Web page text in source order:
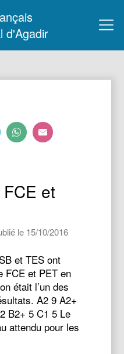
d'Agadir
et
le 15/10/2016
et TES ont
FCE et PET en
était l’un des
A2 9 A2+
B2+ 5 C1 5 Le
attendu pour les